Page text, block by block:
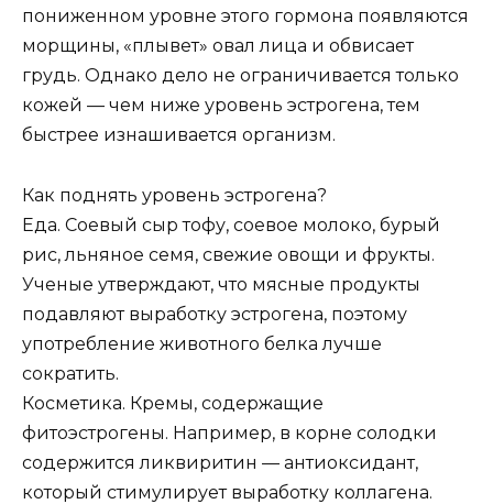
пониженном уровне этого гормона появляются
морщины, «плывет» овал лица и обвисает
грудь. Однако дело не ограничивается только
кожей — чем ниже уровень эстрогена, тем
быстрее изнашивается организм.
Как поднять уровень эстрогена?
Еда. Соевый сыр тофу, соевое молоко, бурый
рис, льняное семя, свежие овощи и фрукты.
Ученые утверждают, что мясные продукты
подавляют выработку эстрогена, поэтому
употребление животного белка лучше
сократить.
Косметика. Кремы, содержащие
фитоэстрогены. Например, в корне солодки
содержится ликвиритин — антиоксидант,
который стимулирует выработку коллагена.